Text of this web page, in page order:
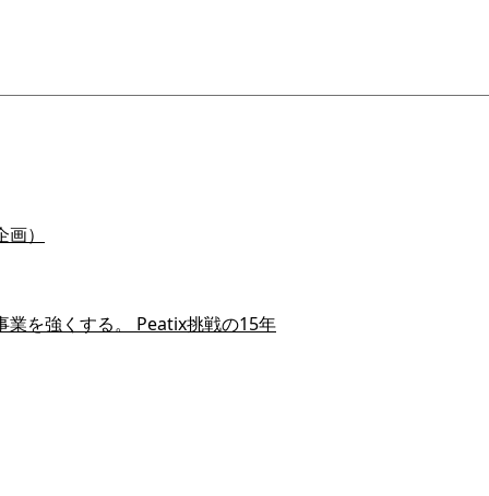
）
業を強くする。 Peatix挑戦の15年